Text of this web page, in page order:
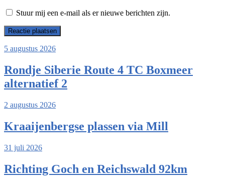
Stuur mij een e-mail als er nieuwe berichten zijn.
5 augustus 2026
Rondje Siberie Route 4 TC Boxmeer
alternatief 2
2 augustus 2026
Kraaijenbergse plassen via Mill
31 juli 2026
Richting Goch en Reichswald 92km